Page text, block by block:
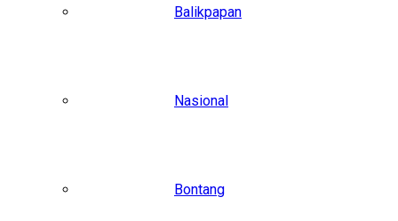
Balikpapan
Nasional
Bontang